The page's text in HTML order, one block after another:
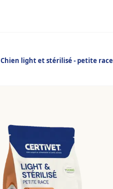
Chien light et stérilisé - petite race